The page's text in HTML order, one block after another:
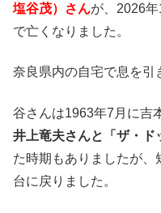
塩谷茂）さんが、2026
で亡くなりました。
奈良県内の自宅で息を引
谷さんは1963年7月に吉
井上竜夫さんと「ザ・ド
た時期もありましたが
台に戻りました。